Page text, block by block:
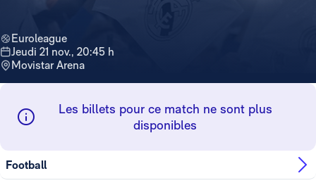
Euroleague
jeudi 21 nov., 20:45 h
Movistar Arena
Les billets pour ce match ne sont plus
disponibles
Football